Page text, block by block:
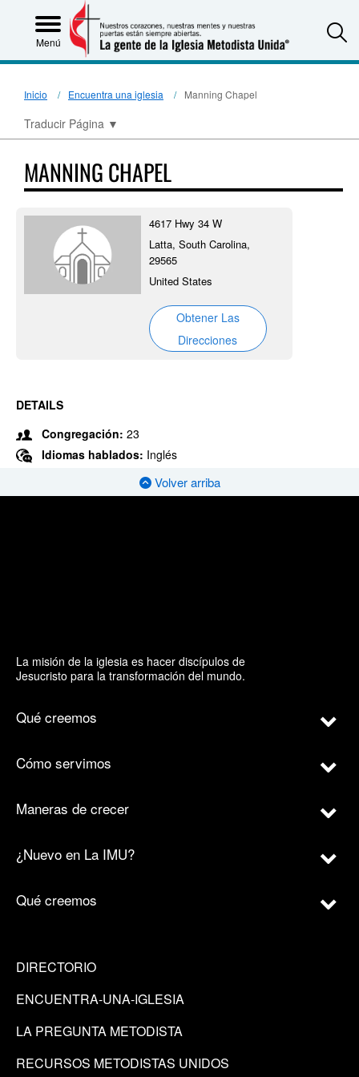
Menú
Inicio Encuentra una iglesia Manning Chapel
Traducir Página ▼
MANNING CHAPEL
4617 Hwy 34 W
Latta, South Carolina,
29565
United States
Obtener Las
Direcciones
DETAILS
Congregación: 23
Idiomas hablados: Inglés
Volver arriba
La misión de la iglesia es hacer discípulos de
Jesucristo para la transformación del mundo.
Qué creemos
Cómo servimos
Maneras de crecer
¿Nuevo en La IMU?
Qué creemos
DIRECTORIO
ENCUENTRA-UNA-IGLESIA
LA PREGUNTA METODISTA
RECURSOS METODISTAS UNIDOS